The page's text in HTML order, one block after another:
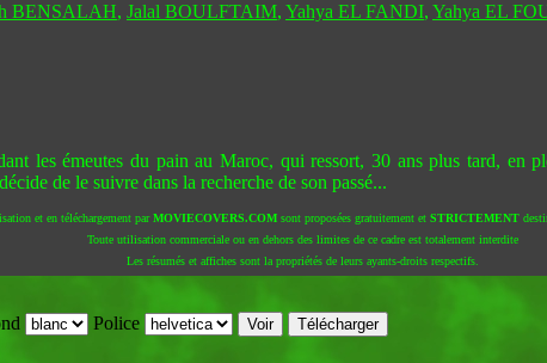
BENSALAH, Jalal BOULFTAIM, Yahya EL FANDI, Yahya EL
les émeutes du pain au Maroc, qui ressort, 30 ans plus tard, en
de le suivre dans la recherche de son passé...
et en téléchargement parMOVIECOVERS.COMsont proposées gratuitement et STRICTEMENT
Toute utilisation commerciale ou en dehors des limites de ce cadre est totalement interdite
Les résumés et affiches sont la propriétés de leurs ayants-droits respectifs.
Police